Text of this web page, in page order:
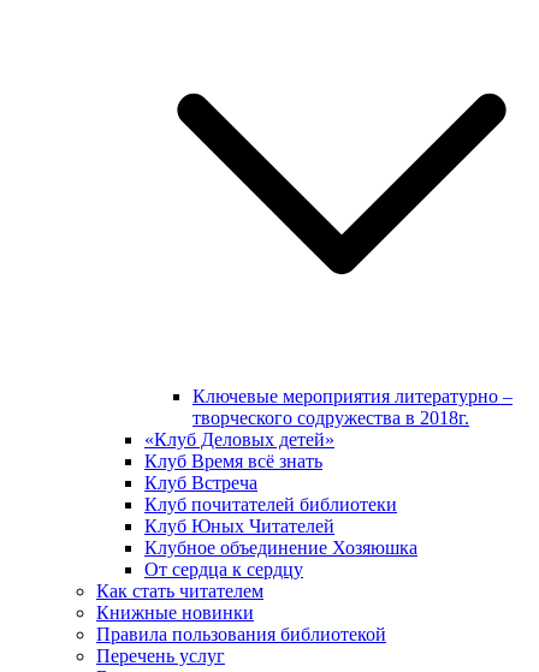
Ключевые мероприятия литературно –
творческого содружества в 2018г.
«Клуб Деловых детей»
Клуб Время всё знать
Клуб Встреча
Клуб почитателей библиотеки
Клуб Юных Читателей
Клубное объединение Хозяюшка
От сердца к сердцу
Как стать читателем
Книжные новинки
Правила пользования библиотекой
Перечень услуг